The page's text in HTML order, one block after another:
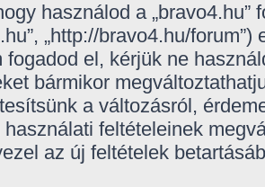
használod a „bravo4.hu”
„http://bravo4.hu/
fogadod el, kérjük ne
bármikor
a változásról,
használati feltételeinek
az új feltételek